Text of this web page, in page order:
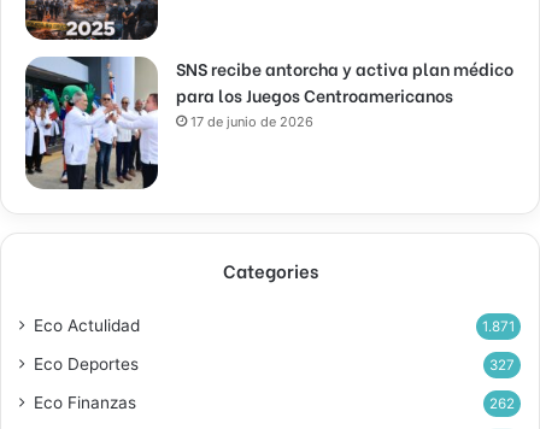
SNS recibe antorcha y activa plan médico
para los Juegos Centroamericanos
17 de junio de 2026
Categories
Eco Actulidad 1.871
Eco Deportes 327
Eco Finanzas 262